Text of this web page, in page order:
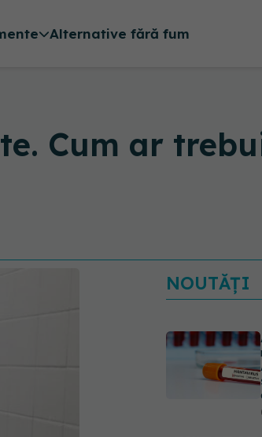
Alternative fără fum
Cum ar
NOUTĂȚI